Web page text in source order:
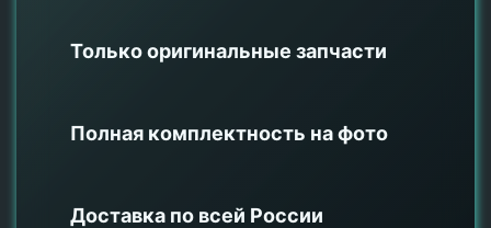
Только оригинальные запчасти
Полная комплектность на фото
Доставка по всей России